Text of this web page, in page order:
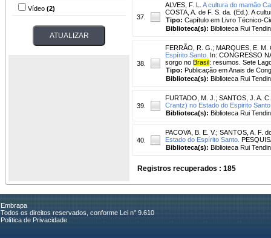
Vídeo (2)
37.
ALVES, F. L.
A cultura do mamão
COSTA, A. de F. S. da. (Ed.). A
Tipo: Capítulo em Livro Técnico-
Biblioteca(s): Biblioteca Rui
38.
FERRÃO, R. G. ; MARQUES, E. M.
Espírito Santo. In: CONGRESSO
sorgo no Brasil: resumos. Sete
Tipo: Publicação em Anais de
Biblioteca(s): Biblioteca Rui
39.
FURTADO, M. J. ; SANTOS, J. A. C.
Crantz) no Estado do Espirito
Biblioteca(s): Biblioteca Rui
40.
PACOVA, B. E. V.; SANTOS, A. F.
Estado do Espírito Santo.
Biblioteca(s): Biblioteca Rui
Registros recuperados : 185
Embrapa
Todos os direitos reservados, conforme Lei n° 9.610
Política de Privacidade